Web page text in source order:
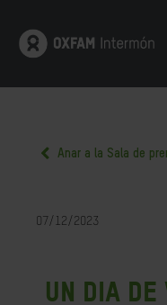
Anar a la Sala de
07/12/2023
Un dia